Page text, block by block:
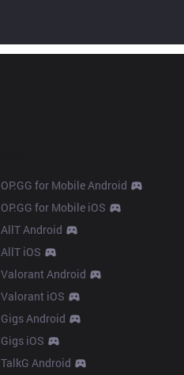
OP.GG for Mobile Android
OP.GG for Mobile iOS
AllT Android
AllT iOS
Valorant Android
Valorant iOS
Gigs Android
Gigs iOS
TalkG Android